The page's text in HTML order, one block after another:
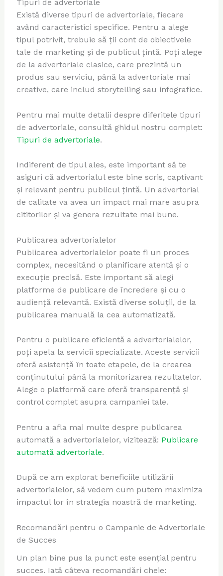
Tipuri de advertoriale
Există diverse tipuri de advertoriale, fiecare
având caracteristici specifice. Pentru a alege
tipul potrivit, trebuie să ții cont de obiectivele
tale de marketing și de publicul țintă. Poți alege
de la advertoriale clasice, care prezintă un
produs sau serviciu, până la advertoriale mai
creative, care includ storytelling sau infografice.
Pentru mai multe detalii despre diferitele tipuri
de advertoriale, consultă ghidul nostru complet:
Tipuri de advertoriale.
Indiferent de tipul ales, este important să te
asiguri că advertorialul este bine scris, captivant
și relevant pentru publicul țintă. Un advertorial
de calitate va avea un impact mai mare asupra
cititorilor și va genera rezultate mai bune.
Publicarea advertorialelor
Publicarea advertorialelor poate fi un proces
complex, necesitând o planificare atentă și o
execuție precisă. Este important să alegi
platforme de publicare de încredere și cu o
audiență relevantă. Există diverse soluții, de la
publicarea manuală la cea automatizată.
Pentru o publicare eficientă a advertorialelor,
poți apela la servicii specializate. Aceste servicii
oferă asistență în toate etapele, de la crearea
conținutului până la monitorizarea rezultatelor.
Alege o platformă care oferă transparență și
control complet asupra campaniei tale.
Pentru a afla mai multe despre publicarea
automată a advertorialelor, vizitează: Publicare
automată advertoriale.
După ce am explorat beneficiile utilizării
advertorialelor, să vedem cum putem maximiza
impactul lor în strategia noastră de marketing.
Recomandări pentru o Campanie de Advertoriale
de Succes
Un plan bine pus la punct este esențial pentru
succes. Iată câteva recomandări cheie: